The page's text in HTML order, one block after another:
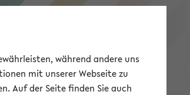
eKVV
während andere uns
mit unserer Webseite zu
Auf der Seite finden Sie auch